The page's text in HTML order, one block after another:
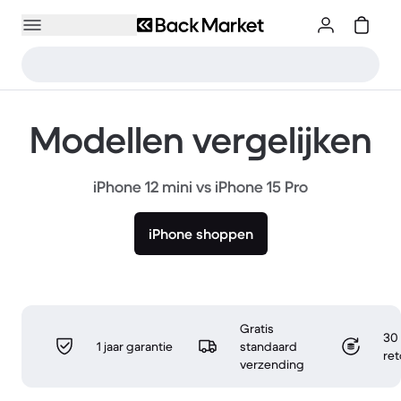
Modellen vergelijken
iPhone 12 mini vs iPhone 15 Pro
iPhone shoppen
1 jaar garantie
Gratis
standaard
verzending
30